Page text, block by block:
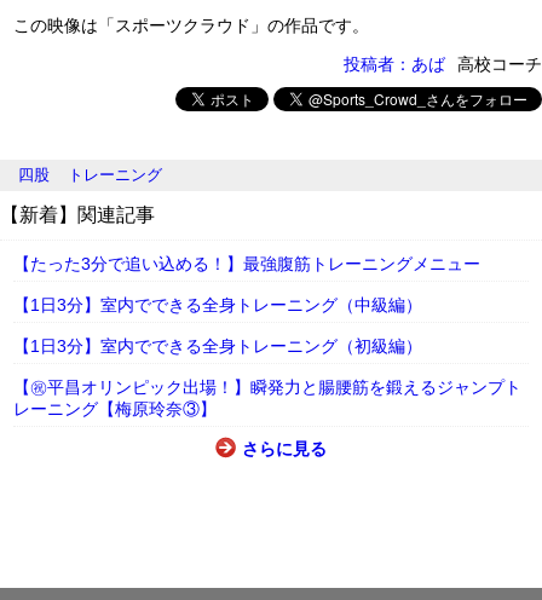
この映像は「スポーツクラウド」の作品です。
投稿者：あば
高校コーチ
四股 トレーニング
【新着】関連記事
【たった3分で追い込める！】最強腹筋トレーニングメニュー
【1日3分】室内でできる全身トレーニング（中級編）
【1日3分】室内でできる全身トレーニング（初級編）
【㊗平昌オリンピック出場！】瞬発力と腸腰筋を鍛えるジャンプト
レーニング【梅原玲奈③】
さらに見る